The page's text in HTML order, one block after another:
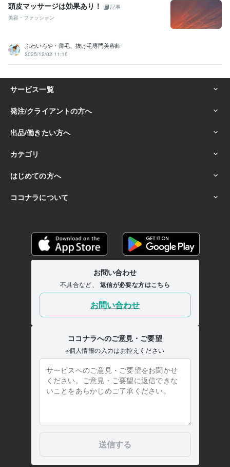
頭皮マッサージは効果あり！
記事
美容・ファッション
ふわいろや・薄毛、抜け毛専門美容師
2025/12/02 11:16